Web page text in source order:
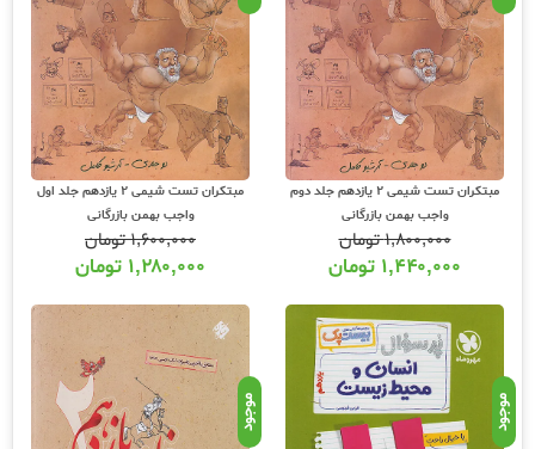
مبتکران تست شیمی 2 یازدهم جلد دوم
واجب بهمن بازرگانی
۱,۸۰۰,۰۰۰تومان
۱,۴۴۰,۰۰۰ تومان
مبتکران تست شیمی 2 یازدهم جلد اول
واجب بهمن بازرگانی
۱,۶۰۰,۰۰۰تومان
۱,۲۸۰,۰۰۰ تومان
موجود موجود